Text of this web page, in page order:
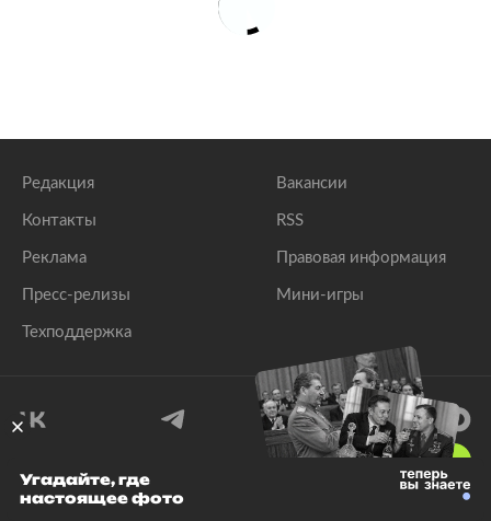
Редакция
Контакты
Реклама
Пресс-релизы
Техподдержка
Вакансии
RSS
Правовая информация
Мини-игры
© 1999–2026 Все права защищены.
Угадайте, где
настоящее фото